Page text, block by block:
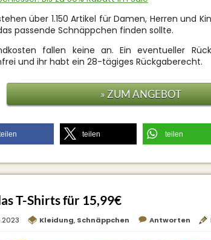
über 1.150 Artikel für Damen, Herren und
passende Schnäppchen finden sollte.
fallen keine an. Ein eventueller
und ihr habt ein 28-tägiges Rückgaberecht.
» ZUM ANGEBOT
teilen teilen
T-Shirts für 15,99€
Kleidung, Schnäppchen Antworten